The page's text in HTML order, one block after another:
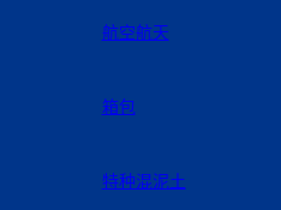
航空航天
箱包
特种混泥土